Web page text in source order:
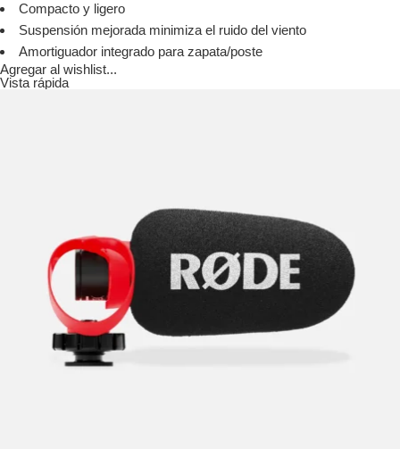
Compacto y ligero
Suspensión mejorada minimiza el ruido del viento
Amortiguador integrado para zapata/poste
Agregar al wishlist...
Vista rápida